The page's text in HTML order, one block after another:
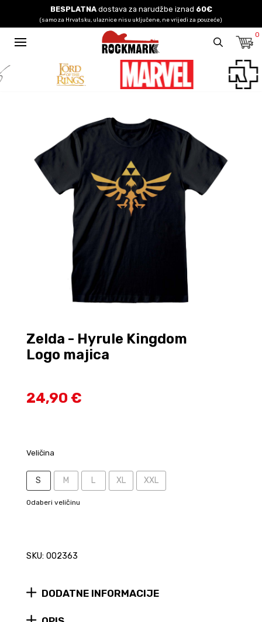
BESPLATNAdostava za narudžbe iznad 60€
(samo za Hrvatsku, ulaznice nisu uključene, ne vrijedi za pouzeće)
0
Zelda - Hyrule Kingdom
Logo majica
24,90 €
Veličina
S M L XL XXL
Odaberi veličinu
SKU: 002363
DODATNE INFORMACIJE